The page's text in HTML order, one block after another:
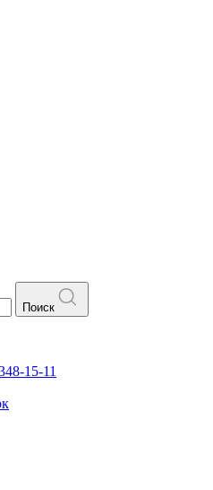
Поиск
15-11